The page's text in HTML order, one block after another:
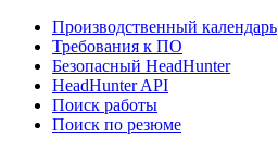
Производственный календарь
Требования к ПО
Безопасный HeadHunter
HeadHunter API
Поиск работы
Поиск по резюме